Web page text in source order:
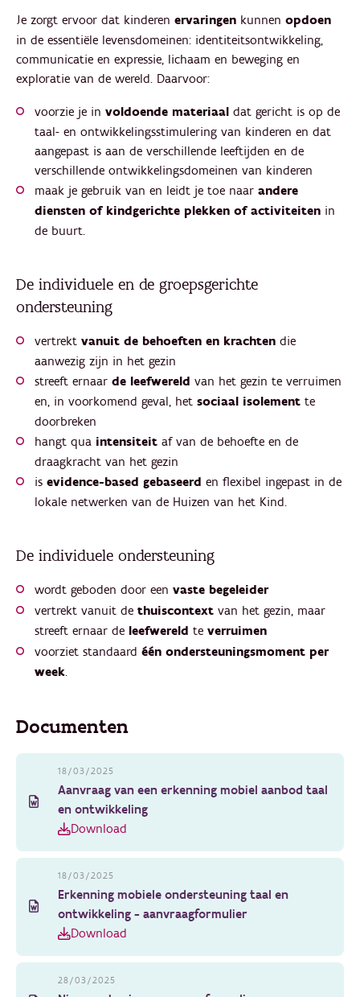
Je zorgt ervoor dat kinderen ervaringen kunnen opdoen
in de essentiële levensdomeinen: identiteitsontwikkeling,
communicatie en expressie, lichaam en beweging en
exploratie van de wereld. Daarvoor:
voorzie je in voldoende materiaal dat gericht is op de
taal- en ontwikkelingsstimulering van kinderen en dat
aangepast is aan de verschillende leeftijden en de
verschillende ontwikkelingsdomeinen van kinderen
maak je gebruik van en leidt je toe naar andere
diensten of kindgerichte plekken of activiteiten in
de buurt.
De individuele en de groepsgerichte
ondersteuning
vertrekt vanuit de behoeften en krachten die
aanwezig zijn in het gezin
streeft ernaar de leefwereld van het gezin te verruimen
en, in voorkomend geval, het sociaal isolement te
doorbreken
hangt qua intensiteit af van de behoefte en de
draagkracht van het gezin
is evidence-based gebaseerd en flexibel ingepast in de
lokale netwerken van de Huizen van het Kind.
De individuele ondersteuning
wordt geboden door een vaste begeleider
vertrekt vanuit de thuiscontext van het gezin, maar
streeft ernaar de leefwereld te verruimen
voorziet standaard één ondersteuningsmoment per
week.
Documenten
18/03/2025
Aanvraag van een erkenning mobiel aanbod taal
en ontwikkeling
Download
18/03/2025
Erkenning mobiele ondersteuning taal en
ontwikkeling - aanvraagformulier
Download
28/03/2025